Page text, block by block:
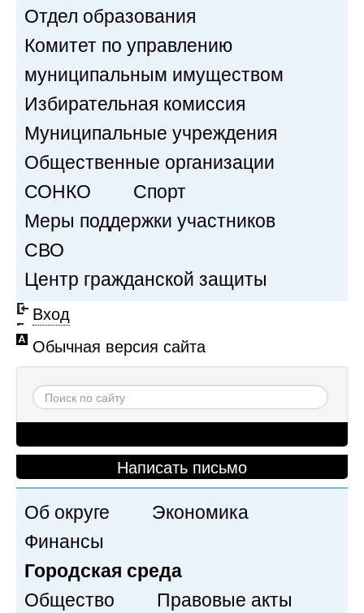
Отдел образования
Комитет по управлению
муниципальным имуществом
Избирательная комиссия
Муниципальные учреждения
Общественные организации
СОНКО
Спорт
Меры поддержки участников
СВО
Центр гражданской защиты
Вход
Обычная версия сайта
Написать письмо
Об округе
Экономика
Финансы
Городская среда
Общество
Правовые акты